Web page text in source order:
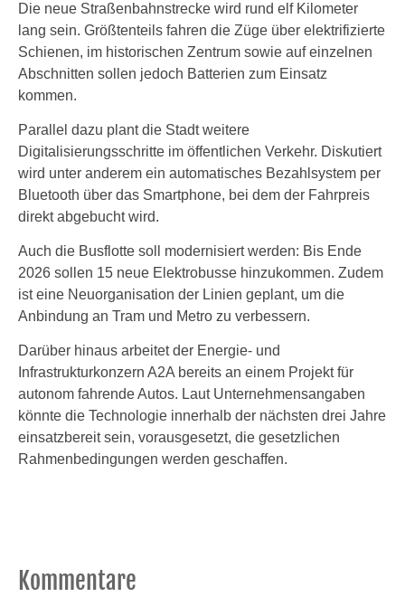
Die neue Straßenbahnstrecke wird rund elf Kilometer
lang sein. Größtenteils fahren die Züge über elektrifizierte
Schienen, im historischen Zentrum sowie auf einzelnen
Abschnitten sollen jedoch Batterien zum Einsatz
kommen.
Parallel dazu plant die Stadt weitere
Digitalisierungsschritte im öffentlichen Verkehr. Diskutiert
wird unter anderem ein automatisches Bezahlsystem per
Bluetooth über das Smartphone, bei dem der Fahrpreis
direkt abgebucht wird.
Auch die Busflotte soll modernisiert werden: Bis Ende
2026 sollen 15 neue Elektrobusse hinzukommen. Zudem
ist eine Neuorganisation der Linien geplant, um die
Anbindung an Tram und Metro zu verbessern.
Darüber hinaus arbeitet der Energie- und
Infrastrukturkonzern A2A bereits an einem Projekt für
autonom fahrende Autos. Laut Unternehmensangaben
könnte die Technologie innerhalb der nächsten drei Jahre
einsatzbereit sein, vorausgesetzt, die gesetzlichen
Rahmenbedingungen werden geschaffen.
Kommentare